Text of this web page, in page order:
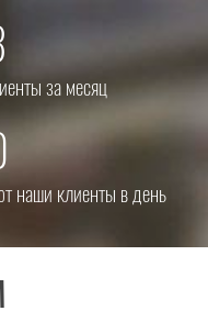
за месяц
наши клиенты в день